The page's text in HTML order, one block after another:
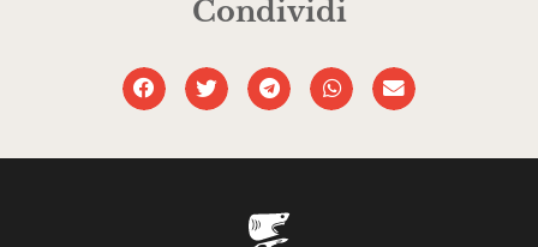
Condividi